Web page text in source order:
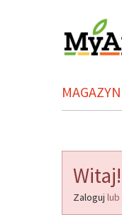
MAGAZYN
Witaj!
Zaloguj lub